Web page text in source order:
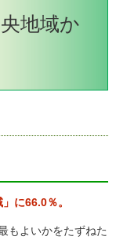
地域か
に66.0％。
もよいかをたずねた